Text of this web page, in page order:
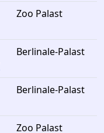
Zoo Palast
Berlinale-Palast
Berlinale-Palast
Zoo Palast